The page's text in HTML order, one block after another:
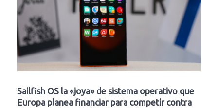
Sailfish OS la «joya» de sistema operativo que
Europa planea financiar para competir contra